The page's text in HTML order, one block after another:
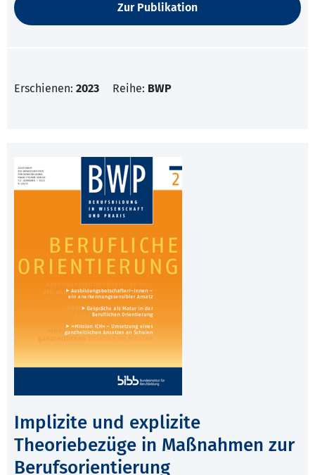
Zur Publikation
Erschienen: 2023 Reihe: BWP
Implizite und explizite
Theoriebezüge in Maßnahmen zur
Berufsorientierung